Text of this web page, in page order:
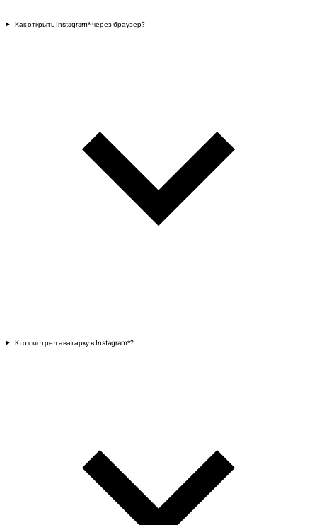
Как открыть Instagram* через браузер?
Кто смотрел аватарку в Instagram*?